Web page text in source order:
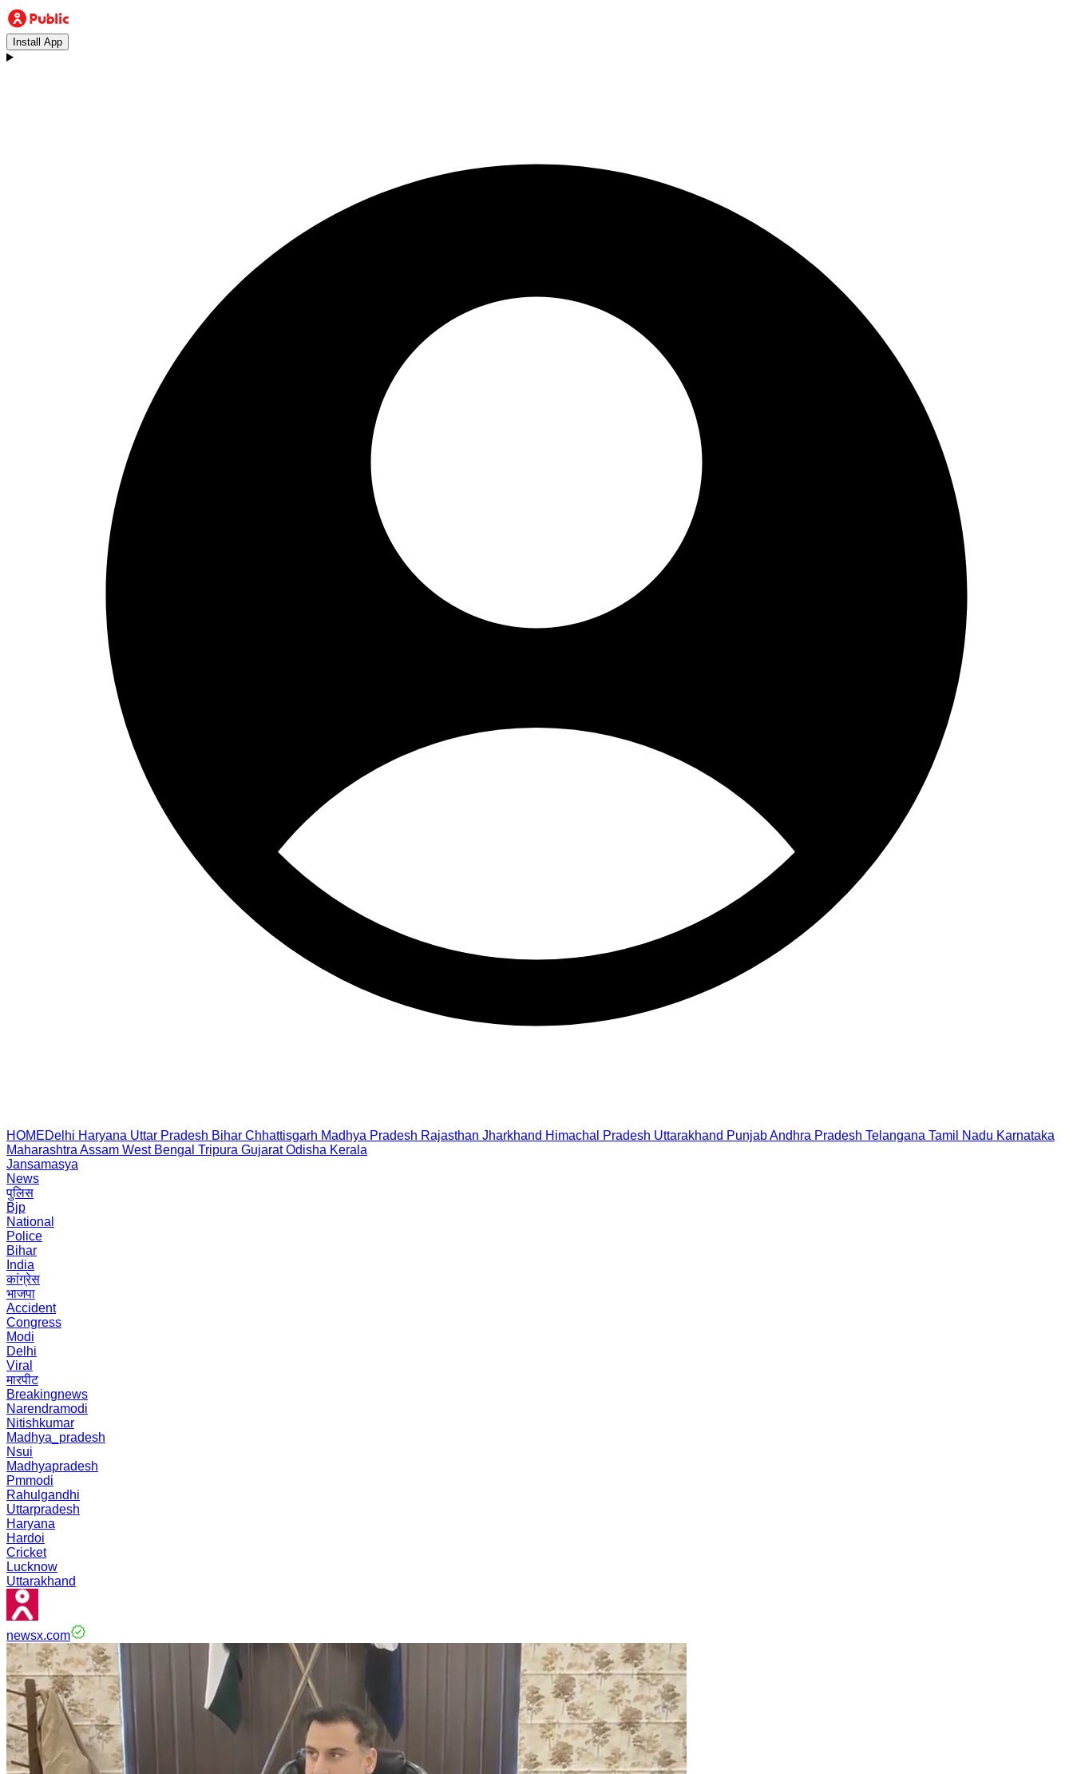
Install App
HOMEDelhi Haryana Uttar Pradesh Bihar Chhattisgarh Madhya Pradesh Rajasthan Jharkhand Himachal Pradesh Uttarakhand PunjabAndhra Pradesh Telangana Tamil Nadu Karnataka
Maharashtra Assam West Bengal Tripura Gujarat Odisha Kerala
Jansamasya
News
पुलिस
Bjp
National
Police
Bihar
India
कांग्रेस
भाजपा
Accident
Congress
Modi
Delhi
Viral
मारपीट
Breakingnews
Narendramodi
Nitishkumar
Madhya_pradesh
Nsui
Madhyapradesh
Pmmodi
Rahulgandhi
Uttarpradesh
Haryana
Hardoi
Cricket
Lucknow
Uttarakhand
newsx.com